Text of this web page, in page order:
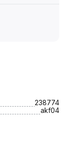
238774
akf04